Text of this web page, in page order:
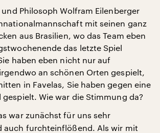
und Philosoph Wolfram Eilenberger
mit seinen ganz
aus Brasilien, wo das Team eben
das letzte Spiel
haben eben nicht nur auf
an schönen Orten gespielt,
in Favelas, Sie haben gegen eine
gespielt. Wie war die Stimmung da?
war zunächst für uns sehr
auch furchteinflößend. Als wir mit